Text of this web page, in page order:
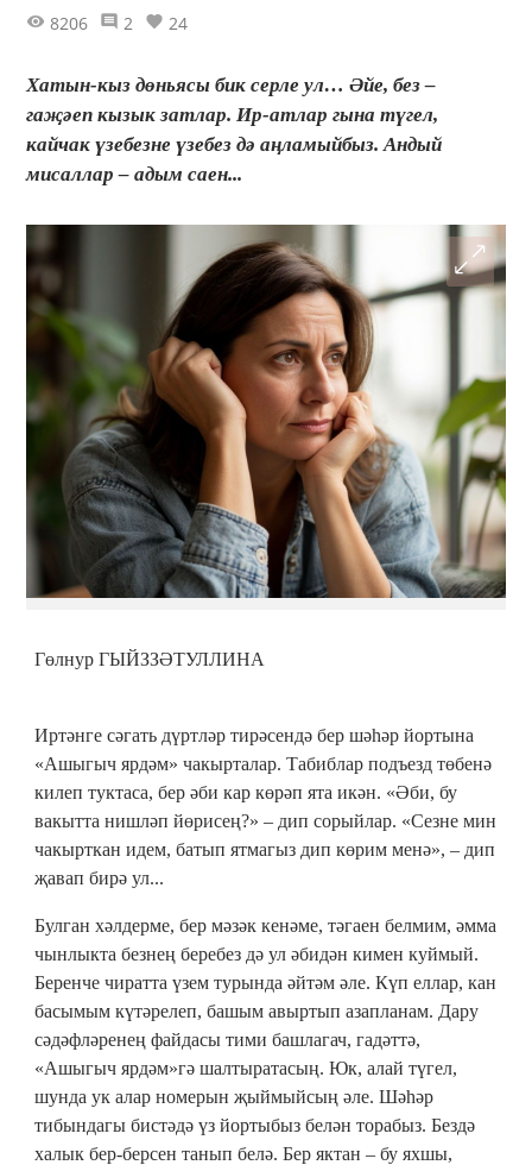
8206 2 24
Хатын-кыз дөньясы бик серле ул… Әйе, без –
гаҗәеп кызык затлар. Ир-атлар гына түгел,
кайчак үзебезне үзебез дә аңламыйбыз. Андый
мисаллар – адым саен...
Гөлнур ГЫЙЗЗӘТУЛЛИНА
Иртәнге сәгать дүртләр тирәсендә бер шәһәр йортына
«Ашыгыч ярдәм» чакырталар. Табиблар подъезд төбенә
килеп туктаса, бер әби кар көрәп ята икән. «Әби, бу
вакытта нишләп йөрисең?» – дип сорыйлар. «Сезне мин
чакырткан идем, батып ятмагыз дип көрим менә», – дип
җавап бирә ул...
Булган хәлдерме, бер мәзәк кенәме, тәгаен белмим, әмма
чынлыкта безнең беребез дә ул әбидән кимен куймый.
Беренче чиратта үзем турында әйтәм әле. Күп еллар, кан
басымым күтәрелеп, башым авыртып азапланам. Дару
сәдәфләренең файдасы тими башлагач, гадәттә,
«Ашыгыч ярдәм»гә шалтыратасың. Юк, алай түгел,
шунда ук алар номерын җыймыйсың әле. Шәһәр
тибындагы бистәдә үз йортыбыз белән торабыз. Бездә
халык бер-берсен танып белә. Бер яктан – бу яхшы,